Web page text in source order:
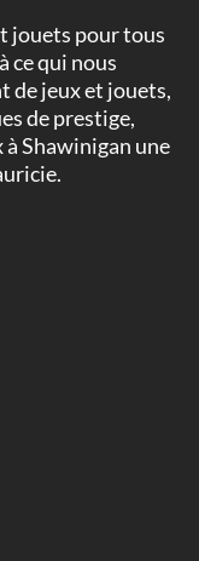
jouets pour tous
ce qui nous
de jeux et jouets,
de prestige,
Shawinigan une